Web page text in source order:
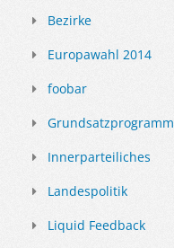
Bezirke
Europawahl 2014
foobar
Grundsatzprogramm
Innerparteiliches
Landespolitik
Liquid Feedback